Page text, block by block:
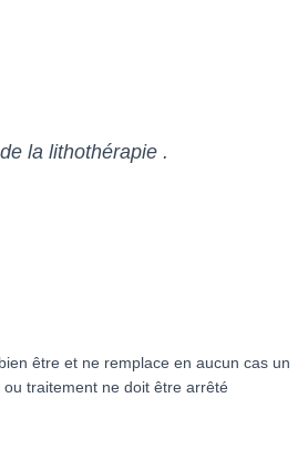
la lithothérapie .
être et ne remplace en aucun cas un
traitement ne doit être arrêté